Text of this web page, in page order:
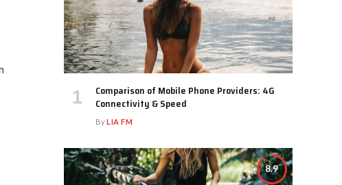
Comparison of Mobile Phone Providers: 4G
Connectivity & Speed
ByLIA FM
8.9